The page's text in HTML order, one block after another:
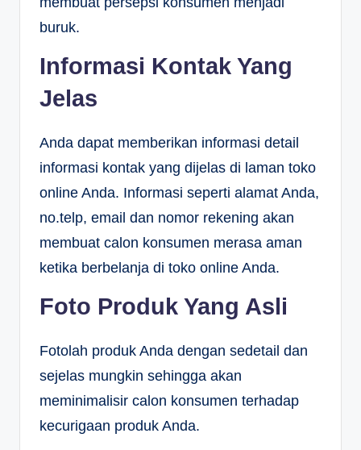
buruk.
Informasi Kontak Yang
Jelas
Anda dapat memberikan informasi detail
informasi kontak yang dijelas di laman toko
online Anda. Informasi seperti alamat Anda,
no.telp, email dan nomor rekening akan
membuat calon konsumen merasa aman
ketika berbelanja di toko online Anda.
Foto Produk Yang Asli
Fotolah produk Anda dengan sedetail dan
sejelas mungkin sehingga akan
meminimalisir calon konsumen terhadap
kecurigaan produk Anda.